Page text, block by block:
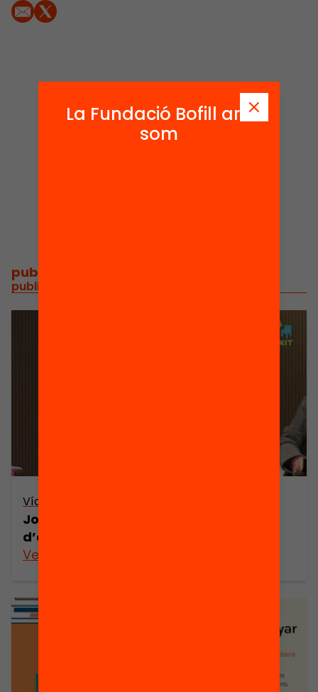
2
Publicacions i
3
publicacions i vídeos
publicacions i vídeos relacionats
Vídeo
Jornada LECXIT – L’aventura
d’acompanyar a un infant lector!
Veure’n més
La Fundació Bofill ara
som